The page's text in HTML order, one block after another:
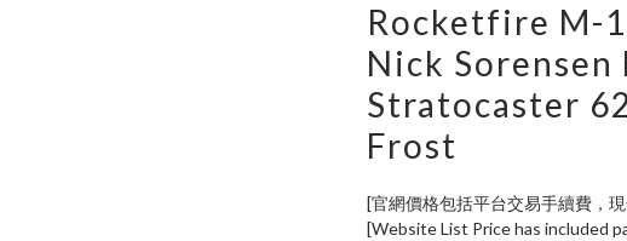
Rocketfire M-
Nick
Stratocaster
Frost
[官網價格包括平台交易手續費，
[Website List Price has included